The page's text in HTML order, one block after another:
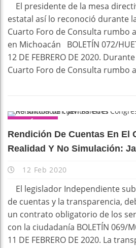
El presidente de la mesa
estatal así lo reconoció durante
Cuarto Foro de Consulta rumbo
en Michoacán BOLETÍN 072/
12 DE FEBRERO DE 2020.
Cuarto Foro de Consulta rumbo
Rendición De Cuentas En El
Realidad Y No Simulación:
12 Feb 2020
El legislador Independiente
de cuentas y la transparencia,
un contrato obligatorio de los
con la ciudadanía BOLETÍN 069/
11 DE FEBRERO DE 2020. La